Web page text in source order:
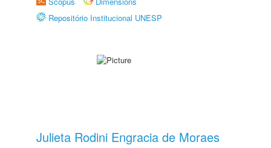
Repositório Institucional UNESP
Julieta Rodini Engracia de Moraes